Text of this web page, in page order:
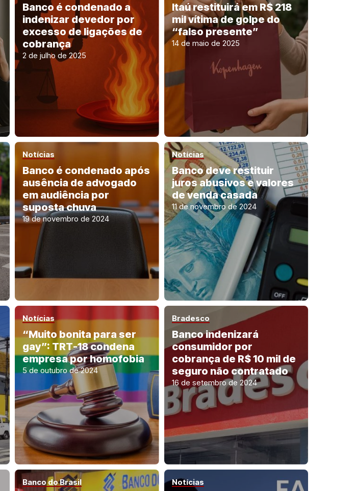
Banco é condenado a
indenizar devedor por
excesso de ligações de
cobrança
2 de julho de 2025
Itaú restituirá em R$ 218
mil vítima de golpe do
“falso presente”
14 de maio de 2025
Notícias
Banco é condenado após
ausência de advogado
em audiência por
suposta chuva
19 de novembro de 2024
Notícias
Banco deve restituir
juros abusivos e valores
de venda casada
11 de novembro de 2024
Notícias
“Muito bonita para ser
gay”: TRT-18 condena
empresa por homofobia
5 de outubro de 2024
Bradesco
Banco indenizará
consumidor por
cobrança de R$ 10 mil de
seguro não contratado
16 de setembro de 2024
Banco do Brasil Notícias